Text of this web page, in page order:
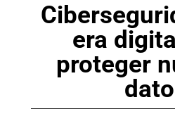
era
proteger